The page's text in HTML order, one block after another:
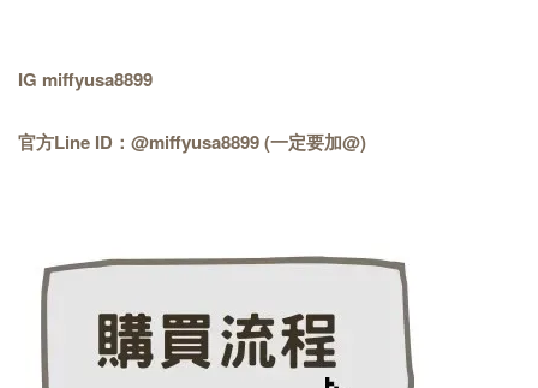
IG miffyusa8899
官方Line ID：@miffyusa8899 (一定要加@)